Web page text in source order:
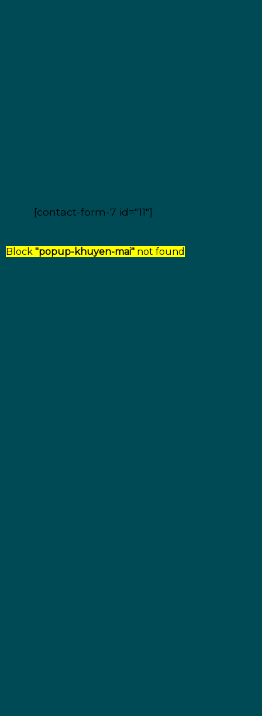
[contact-form-7 id="11"]
Block "popup-khuyen-mai" not found